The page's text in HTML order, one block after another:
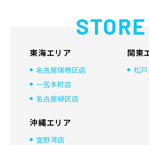
STORE
東海エリア
名古屋瑞穂区店
一宮本町店
名古屋緑区店
関東
松
沖縄エリア
宜野湾店